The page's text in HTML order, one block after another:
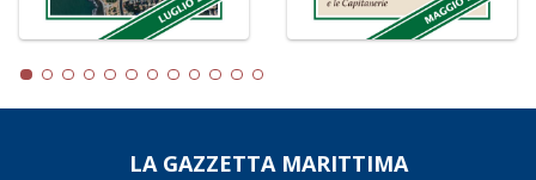
LA GAZZETTA MARITTIMA